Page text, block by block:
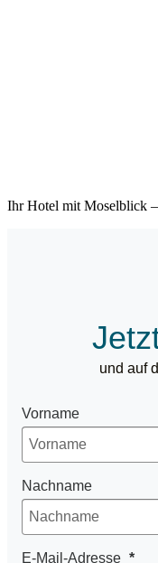
Ihr Hotel mit Moselblick
und auf
Vorname
Nachname
E-Mail-Adresse